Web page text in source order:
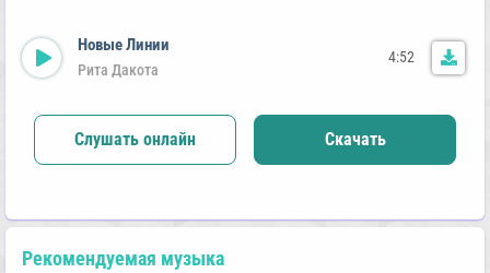
Новые Линии
Рита Дакота
4:52
Слушать онлайн Скачать
Рекомендуемая музыка